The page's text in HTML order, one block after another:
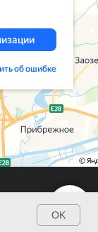
OK